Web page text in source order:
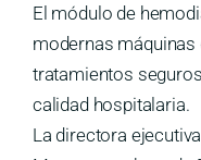
El módulo de
modernas
tratamientos
calidad hospitalaria.
La directora